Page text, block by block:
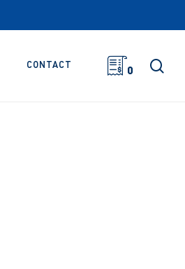
CONTACT
0